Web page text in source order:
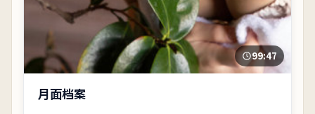
99:47
月面档案